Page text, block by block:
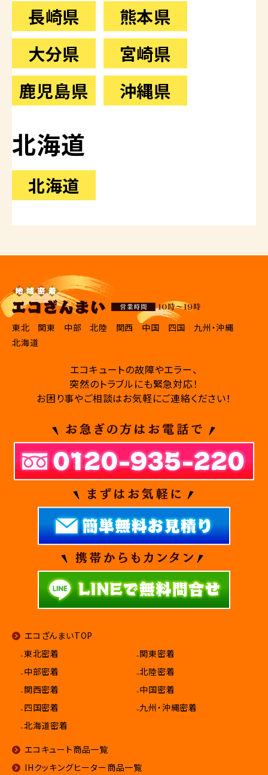
長崎県
熊本県
大分県
宮崎県
鹿児島県
沖縄県
北海道
北海道
東北 関東 中部 北陸 関西 中国 四国
九州・沖縄
北海道
エコキュートの故障やエラー、
突然のトラブルにも緊急対応！
お困り事やご相談はお気軽にご連絡ください！
エコざんまいTOP
₋東北密着
₋関東密着
₋中部密着
₋北陸密着
₋関西密着
₋中国密着
₋四国密着
₋九州・沖縄密着
₋北海道密着
エコキュート商品一覧
IHクッキングヒーター商品一覧